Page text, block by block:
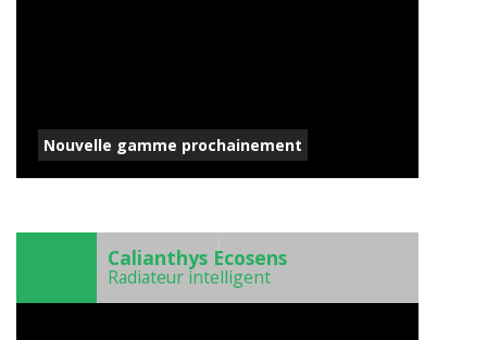
Nouvelle gamme prochainement
Calianthys Ecosens
Radiateur intelligent